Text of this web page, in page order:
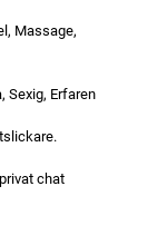
Massage,
Sexig, Erfaren